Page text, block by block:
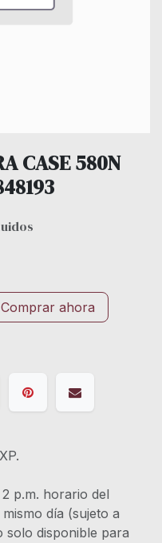
CASE 580N
Comprar ahora
IVA
p.m. horario del
día (sujeto a
solo disponible para